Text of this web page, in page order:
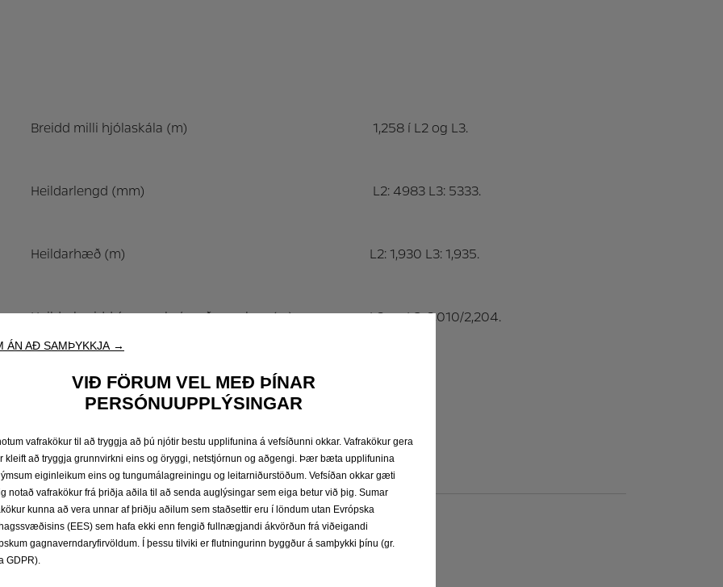
Breidd milli hjólaskála (m) 1,258 í L2 og L3.
Heildarlengd (mm) L2: 4983 L3: 5333.
Heildarhæð (m) L2: 1,930 L3: 1,935.
Heildarbreidd án spegla / með speglum (m) L2 og L3: 2,010/2,204.
Hæð hleðslurýmis (m)
ÁN AÐ SAMÞYKKJA →
VIÐ FÖRUM VEL MEÐ ÞÍNAR
PERSÓNUUPPLÝSINGAR
vafrakökur til að tryggja að þú njótir bestu upplifunina á vefsíðunni okkar. Vafrakökur gera
kleift að tryggja grunnvirkni eins og öryggi, netstjórnun og aðgengi. Þær bæta upplifunina
eiginleikum eins og tungumálagreiningu og leitarniðurstöðum. Vefsíðan okkar gæti
notað vafrakökur frá þriðja aðila til að senda auglýsingar sem eiga betur við þig. Sumar
kunna að vera unnar af þriðju aðilum sem staðsettir eru í löndum utan Evrópska
(EES) sem hafa ekki enn fengið fullnægjandi ákvörðun frá viðeigandi
gagnaverndaryfirvöldum. Í þessu tilviki er flutningurinn byggður á samþykki þínu (gr.
GDPR).